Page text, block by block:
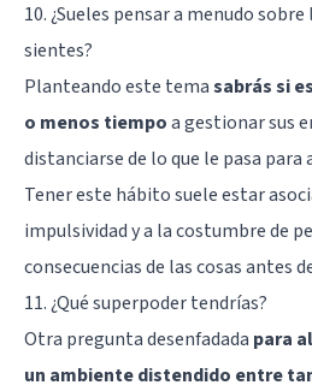
10. ¿Sueles pensar a menudo
sientes?
Planteando este temasabrás si
o menos tiempoagestionar sus
distanciarse de lo que le pasa
Tener este hábito suele estar
impulsividad y a la costumbre de
consecuencias de las cosas antes
11. ¿Qué superpoder tendrías?
Otra pregunta desenfadada para
un ambiente distendido entre